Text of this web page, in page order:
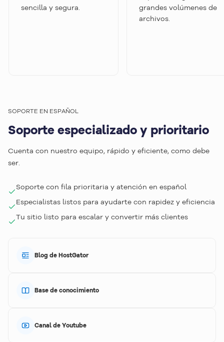
sencilla y segura.
grandes volúmenes de
archivos.
SOPORTE EN ESPAÑOL
Soporte especializado y prioritario
Cuenta con nuestro equipo, rápido y eficiente, como debe
ser.
Soporte con fila prioritaria y atención en español
Especialistas listos para ayudarte con rapidez y eficiencia
Tu sitio listo para escalar y convertir más clientes
Blog de HostGator
Base de conocimiento
Canal de Youtube